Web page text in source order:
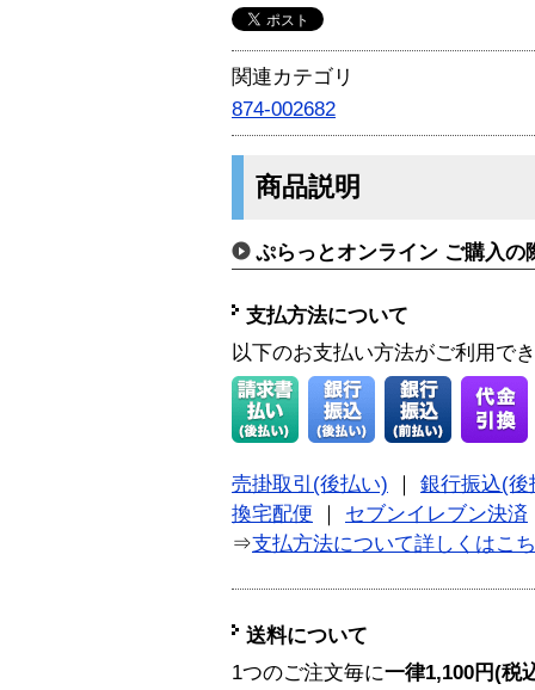
関連カテゴリ
874-002682
商品説明
ぷらっとオンライン ご購入の
支払方法について
以下のお支払い方法がご利用で
売掛取引(後払い)
銀行振込(後
換宅配便
セブンイレブン決済
⇒支払方法について詳しくはこ
送料について
1つのご注文毎に一律1,100円(税